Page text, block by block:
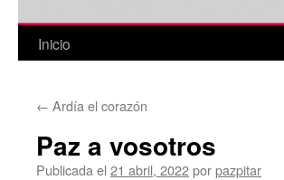
Inicio
← Ardía el corazón
Paz a vosotros
Publicada el 21 abril, 2022porpazpitar